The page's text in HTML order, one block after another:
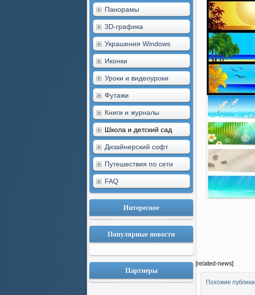
Панорамы
3D-графика
Украшения Windows
Иконки
Уроки и видеоуроки
Футажи
Книги и журналы
Школа и детский сад
Дизайнерский софт
Путешествия по сети
FAQ
Интересное
Популярные новости
Партнеры
[related-news]
Похожие